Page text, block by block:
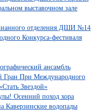
выставочном зале
отделения ДШИ №14
Конкурса-фестиваля
ансамбль
Гран При Международного
Звездой»
Осенний поход хора
Каверзинские водопады